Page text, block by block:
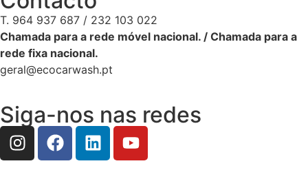
T. 964 937 687 / 232 103 022
Chamada para a rede móvel nacional. / Chamada para a
rede fixa nacional.
geral@ecocarwash.pt
Siga-nos nas redes